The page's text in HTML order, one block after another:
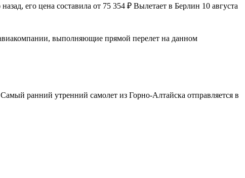
его цена составила от 75 354 ₽ Вылетает в Берлин 10 августа
выполняющие прямой перелет на данном
ранний утренний самолет из Горно-Алтайска отправляется в